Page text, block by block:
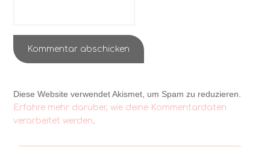
Diese Website verwendet Akismet, um Spam zu reduzieren.
Erfahre mehr darüber, wie deine Kommentardaten
verarbeitet werden